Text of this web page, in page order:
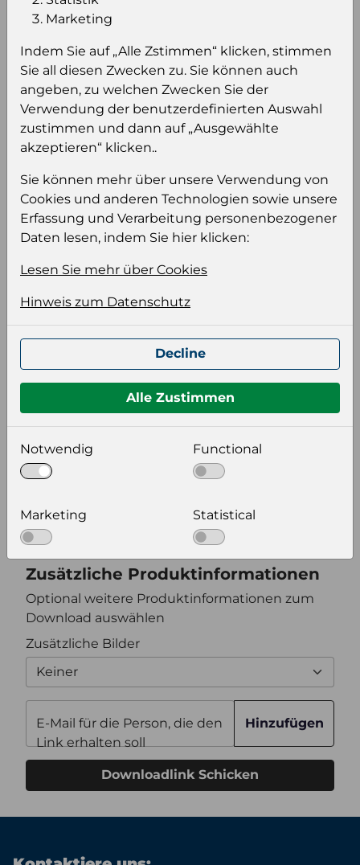
Einloggen um den Preis zu
sehen
Sie müssen eingeloggt sein, um Preise zu
sehen und/oder dieses Produkt zu kaufen.
Einloggen Anmeldung für B2B Konto
Produktinformation
Wählen Sie eine Sprache und ein Format für
Keiner
Format auswählen
Bildeinstellungen
wählen Sie eine Auflösung für Ihr Bild aus
Bildauflösung
Zusätzliche Produktinformationen
Optional weitere Produktinformationen zum
Download auswählen
Zusätzliche Bilder
Keiner
E-Mail für die Person, die den
Link erhalten soll
Hinzufügen
Downloadlink Schicken
Marketing
Indem Sie auf „Alle Zstimmen“ klicken, stimmen
Sie all diesen Zwecken zu. Sie können auch
angeben, zu welchen Zwecken Sie der
Verwendung der benutzerdefinierten Auswahl
zustimmen und dann auf „Ausgewählte
akzeptieren“ klicken..
Sie können mehr über unsere Verwendung von
Cookies und anderen Technologien sowie unsere
Erfassung und Verarbeitung personenbezogener
Daten lesen, indem Sie hier klicken:
Lesen Sie mehr über Cookies
Hinweis zum Datenschutz
Decline
Alle Zustimmen
Notwendig Functional
Marketing Statistical